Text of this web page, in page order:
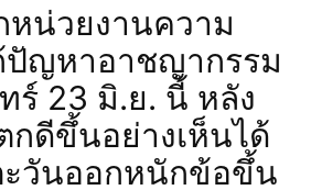
หน่วยงานความ
ญหาอาชญากรรม
ร์ 23 มิ.ย. นี้ หลัง
กดีขึ้นอย่างเห็นได้
วันออกหนักข้อขึ้น